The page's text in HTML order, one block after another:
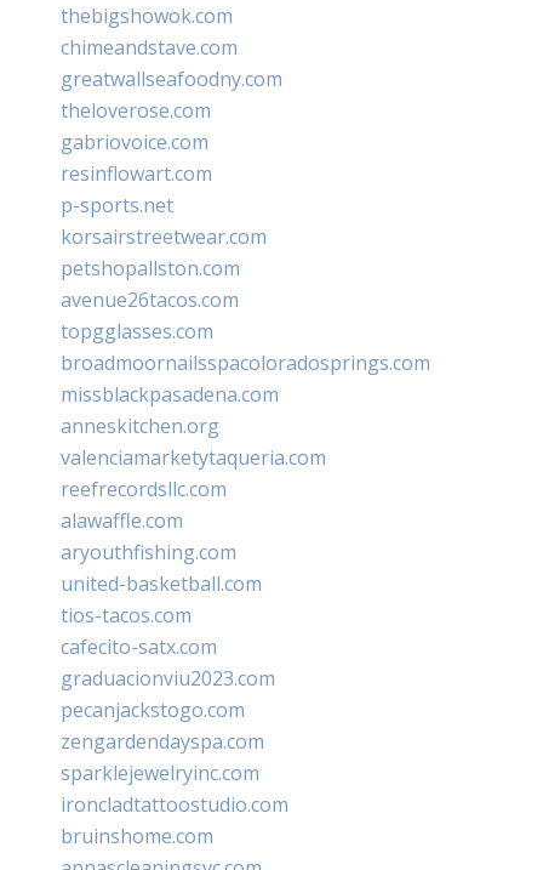
thebigshowok.com
chimeandstave.com
greatwallseafoodny.com
theloverose.com
gabriovoice.com
resinflowart.com
p-sports.net
korsairstreetwear.com
petshopallston.com
avenue26tacos.com
topgglasses.com
broadmoornailsspacoloradosprings.com
missblackpasadena.com
anneskitchen.org
valenciamarketytaqueria.com
reefrecordsllc.com
alawaffle.com
aryouthfishing.com
united-basketball.com
tios-tacos.com
cafecito-satx.com
graduacionviu2023.com
pecanjackstogo.com
zengardendayspa.com
sparklejewelryinc.com
ironcladtattoostudio.com
bruinshome.com